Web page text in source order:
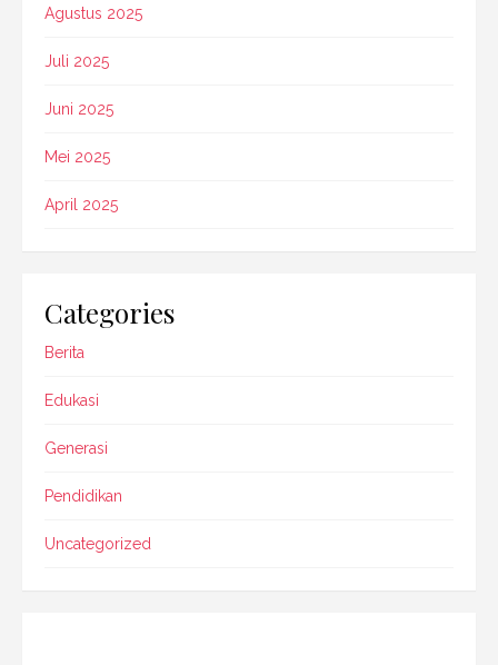
Agustus 2025
Juli 2025
Juni 2025
Mei 2025
April 2025
Categories
Berita
Edukasi
Generasi
Pendidikan
Uncategorized